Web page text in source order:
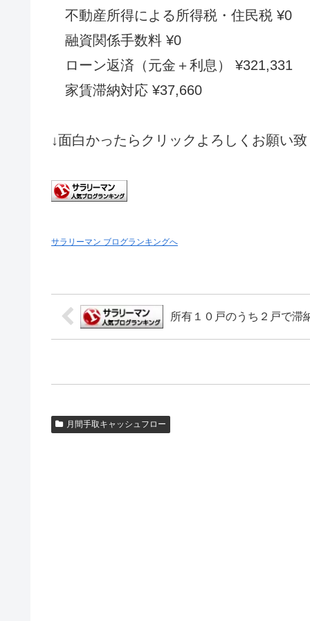
不動産所得による所得税・住民税 ¥0
融資関係手数料 ¥0
ローン返済（元金＋利息） ¥321,331
家賃滞納対応 ¥37,660
↓面白かったらクリックよろしくお願い
サラリーマン ブログランキングへ
所有１０戸のうち２戸で滞
月間手取キャッシュフロー